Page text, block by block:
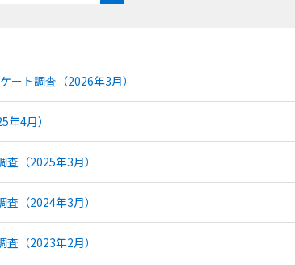
ート調査（2026年3月）
4月）
（2025年3月）
（2024年3月）
（2023年2月）